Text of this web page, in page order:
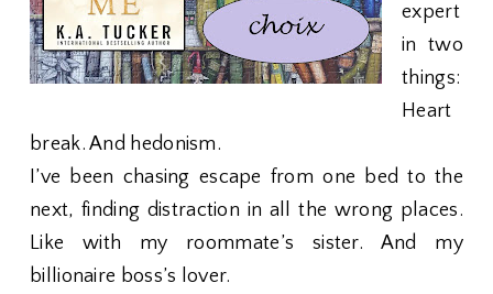
expert
in two
things:
Heart
break. And hedonism.
I’ve been chasing escape from one bed to the
next, finding distraction in all the wrong places.
Like with my roommate’s sister. And my
billionaire boss’s lover.